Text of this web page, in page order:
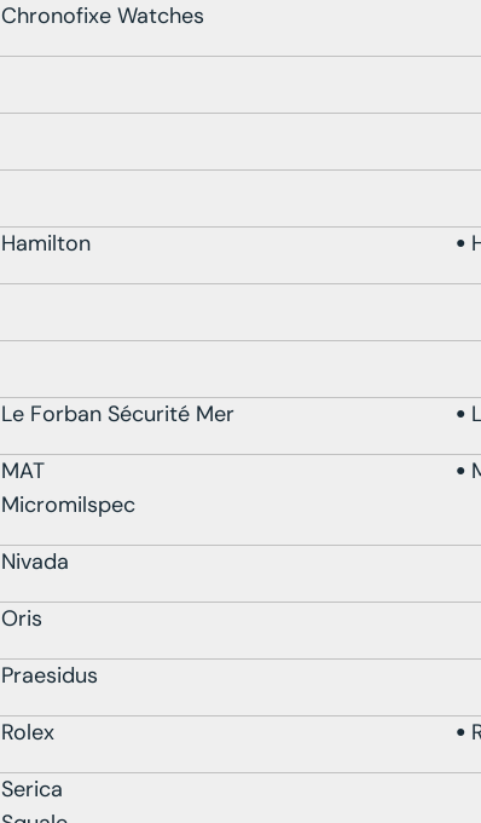
Chronofixe Watches
Hamilton
Le Forban Sécurité Mer
MAT
Micromilspec
Nivada
Oris
Praesidus
Rolex
Serica